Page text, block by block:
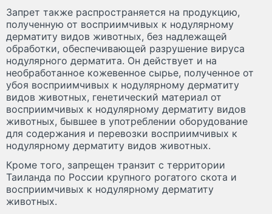
Запрет также распространяется на продукцию,
полученную от восприимчивых к нодулярному
дерматиту видов животных, без надлежащей
обработки, обеспечивающей разрушение вируса
нодулярного дерматита. Он действует и на
необработанное кожевенное сырье, полученное от
убоя восприимчивых к нодулярному дерматиту
видов животных, генетический материал от
восприимчивых к нодулярному дерматиту видов
животных, бывшее в употреблении оборудование
для содержания и перевозки восприимчивых к
нодулярному дерматиту видов животных.
Кроме того, запрещен транзит с территории
Таиланда по России крупного рогатого скота и
восприимчивых к нодулярному дерматиту
животных.